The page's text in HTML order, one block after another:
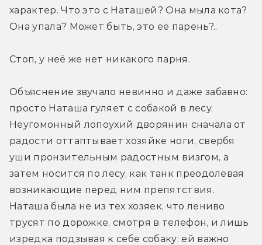
характер. Что это с Наташей? Она мыла кота?
Она упала? Может быть, это её парень?..
Стоп, у неё же нет никакого парня.
Объяснение звучало невинно и даже забавно:
просто Наташа гуляет с собакой в лесу.
Неугомонный лопоухий дворянин сначала от
радости оттаптывает хозяйке ноги, свербя
уши пронзительным радостным визгом, а
затем носится по лесу, как танк преодолевая
возникающие перед ним препятствия.
Наташа была не из тех хозяек, что лениво
трусят по дорожке, смотря в телефон, и лишь
изредка подзывая к себе собаку: ей важно